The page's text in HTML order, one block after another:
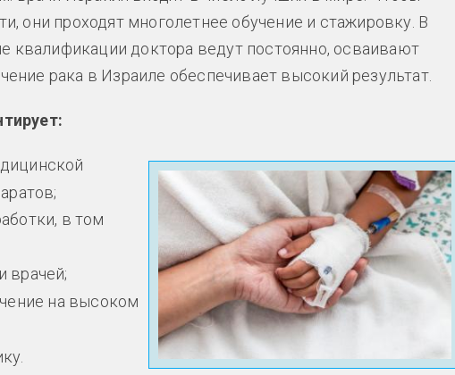
они проходят многолетнее обучение и стажировку. В
доктора ведут постоянно, осваивают
рака в Израиле обеспечивает высокий результат.
в том
врачей;
на высоком